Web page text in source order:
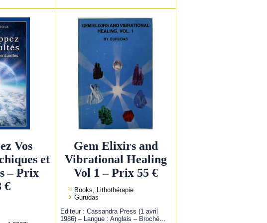
Vos
et
– Prix
€
Gem Elixirs and
Vibrational Healing
Vol 1 – Prix 55 €
Books, Lithothérapie
Gurudas
Editeur : Cassandra Press (1 avril
1986) – Langue : Anglais – Broché…